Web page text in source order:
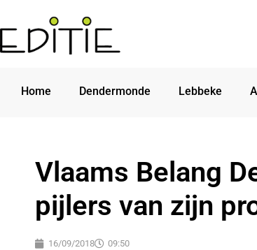
Home Dendermonde Lebbeke
Vlaams Belang
pijlers van zijn
16/09/2018 09:50